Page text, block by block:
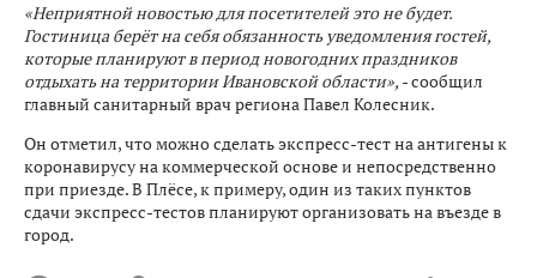
«Неприятной новостью для посетителей это не будет.
Гостиница берёт на себя обязанность уведомления гостей,
которые планируют в период новогодних праздников
отдыхать на территории Ивановской области», - сообщил
главный санитарный врач региона Павел Колесник.
Он отметил, что можно сделать экспресс-тест на антигены к
коронавирусу на коммерческой основе и непосредственно
при приезде. В Плёсе, к примеру, один из таких пунктов
сдачи экспресс-тестов планируют организовать на въезде в
город.